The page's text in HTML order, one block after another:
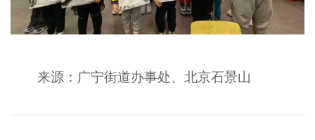
来源：广宁街道办事处、北京石景山